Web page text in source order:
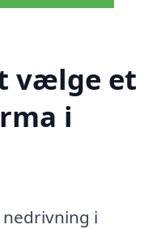
vælge et
i
i